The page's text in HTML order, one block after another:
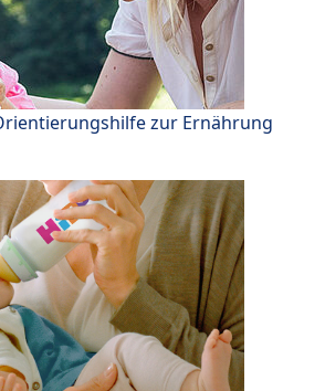
zur Ernährung